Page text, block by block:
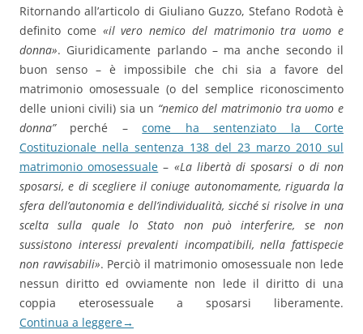
Ritornando all’articolo di Giuliano Guzzo, Stefano Rodotà è
definito come «il vero nemico del matrimonio tra uomo e
donna». Giuridicamente parlando – ma anche secondo il
buon senso – è impossibile che chi sia a favore del
matrimonio omosessuale (o del semplice riconoscimento
delle unioni civili) sia un “nemico del matrimonio tra uomo e
donna”perché –come ha sentenziato la Corte
Costituzionale nella sentenza 138 del 23 marzo 2010 sul
matrimonio omosessuale – «La libertà di sposarsi o di non
sposarsi, e di scegliere il coniuge autonomamente, riguarda la
sfera dell’autonomia e dell’individualità, sicché si risolve in una
scelta sulla quale lo Stato non può interferire, se non
sussistono interessi prevalenti incompatibili, nella fattispecie
non ravvisabili». Perciò il matrimonio omosessuale non lede
nessun diritto ed ovviamente non lede il diritto di una
coppia eterosessuale a sposarsi liberamente.
Continua a leggere→